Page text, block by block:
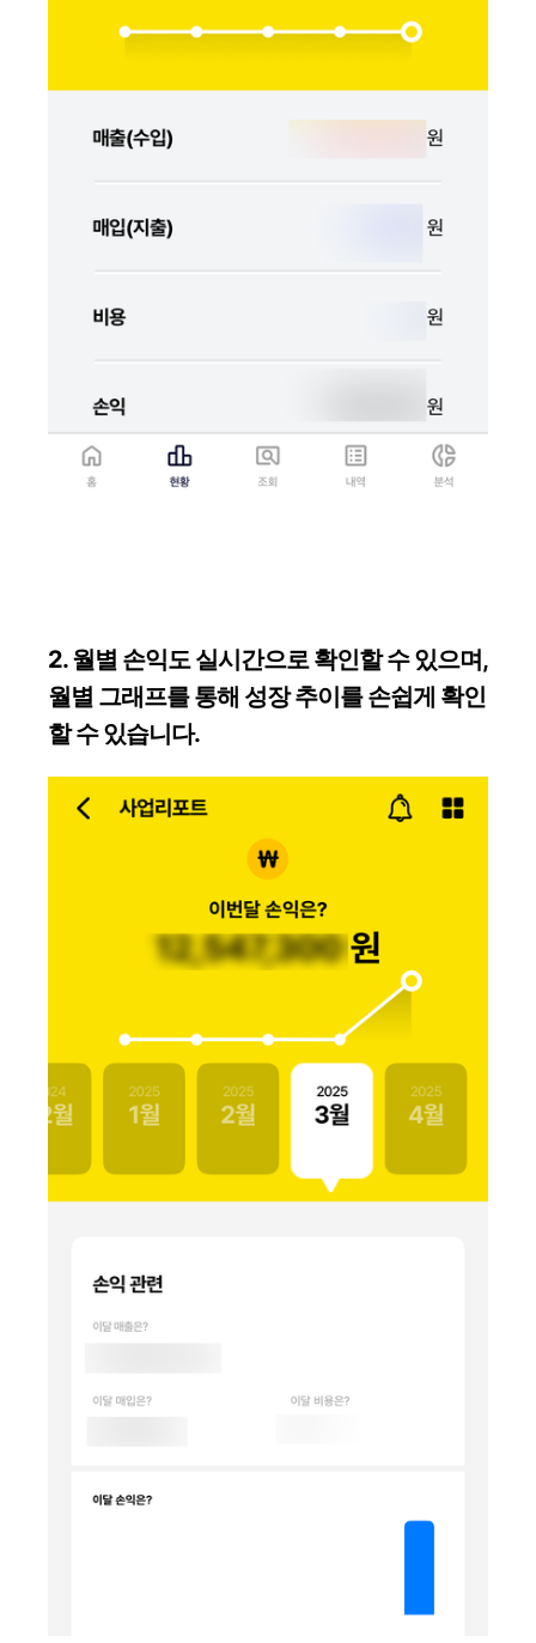
2. 월별 손익도 실시간으로 확인할 수 있으며,
월별 그래프를 통해 성장 추이를 손쉽게 확인
할 수 있습니다.